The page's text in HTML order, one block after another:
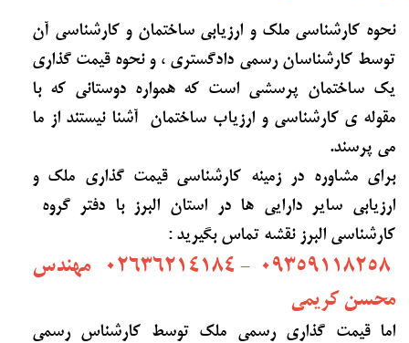
نحوه کارشناسی ملک و ارزیابی ساختمان و کارشناسی آن
توسط کارشناسان رسمی دادگستری ، و نحوه قیمت گذاری
یک ساختمان پرسشی است که همواره دوستانی که با
مقوله ی کارشناسی و ارزیاب ساختمان آشنا نیستند از ما
می پرسند.
برای مشاوره در زمینه کارشناسی قیمت گذاری ملک و
ارزیابی سایر دارایی ها در استان البرز با دفتر گروه
کارشناسی البرز نقشه تماس بگیرید :
09359118258 - 02636214184 مهندس
محسن کریمی
اما قیمت گذاری رسمی ملک توسط کارشناس رسمی